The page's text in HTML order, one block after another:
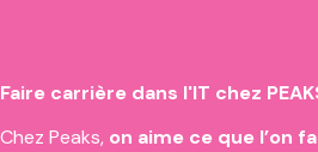
Faire carrière dans l'IT chez
Chez Peaks, on aime ce que l’on